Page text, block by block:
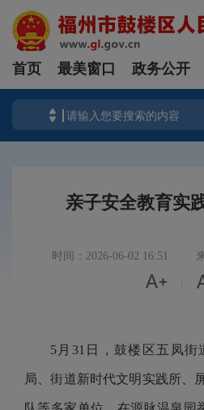
首页 最美窗口 政务公开
亲子安全教育实
时间：2026-06-02 16:51

5月31日，鼓楼区五凤街
局、街道新时代文明实践所、